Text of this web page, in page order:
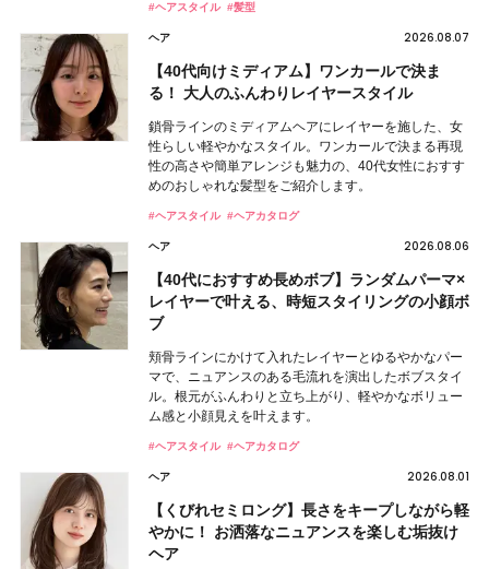
#ヘアスタイル #髪型
ヘア 2026.08.07
【40代向けミディアム】ワンカールで決ま
る！ 大人のふんわりレイヤースタイル
鎖骨ラインのミディアムヘアにレイヤーを施した、女
性らしい軽やかなスタイル。ワンカールで決まる再現
性の高さや簡単アレンジも魅力の、40代女性におすす
めのおしゃれな髪型をご紹介します。
#ヘアスタイル #ヘアカタログ
ヘア 2026.08.06
【40代におすすめ長めボブ】ランダムパーマ×
レイヤーで叶える、時短スタイリングの小顔ボ
ブ
頬骨ラインにかけて入れたレイヤーとゆるやかなパー
マで、ニュアンスのある毛流れを演出したボブスタイ
ル。根元がふんわりと立ち上がり、軽やかなボリュー
ム感と小顔見えを叶えます。
#ヘアスタイル #ヘアカタログ
ヘア 2026.08.01
【くびれセミロング】長さをキープしながら軽
やかに！ お洒落なニュアンスを楽しむ垢抜け
ヘア